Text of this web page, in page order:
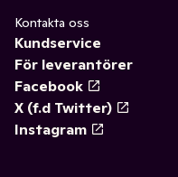
Kontakta oss
Kundservice
För leverantörer
Facebook
X (f.d Twitter)
Instagram